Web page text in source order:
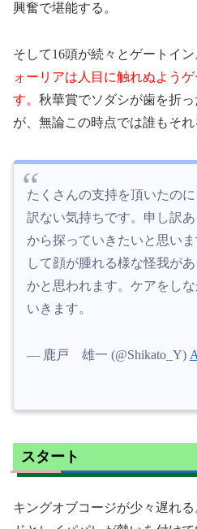
興奮で堪能する。
そして16頭が続々とゲートイン
ォーリアは人目に触れぬよう
す。 秋華賞でソダシが歯を折
が、無論この時点では誰もそれ
たくさんの支持を頂いたの
訳ない気持ちです。申し訳
から探っていきたいと思い
して顔が腫れる様な怪我が
かと思われます。ケアをし
いきます。
— 鹿戸 雄一 (@Shikato_Y)
スタート
キングオブコージが少々遅れ